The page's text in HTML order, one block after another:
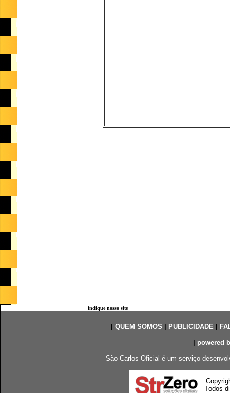
indique nosso site
QUEM SOMOS PUBLICIDADE|
powered
São Carlos Oficial é um serviço
Todos